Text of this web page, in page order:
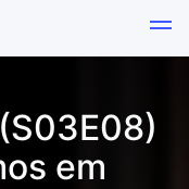
em